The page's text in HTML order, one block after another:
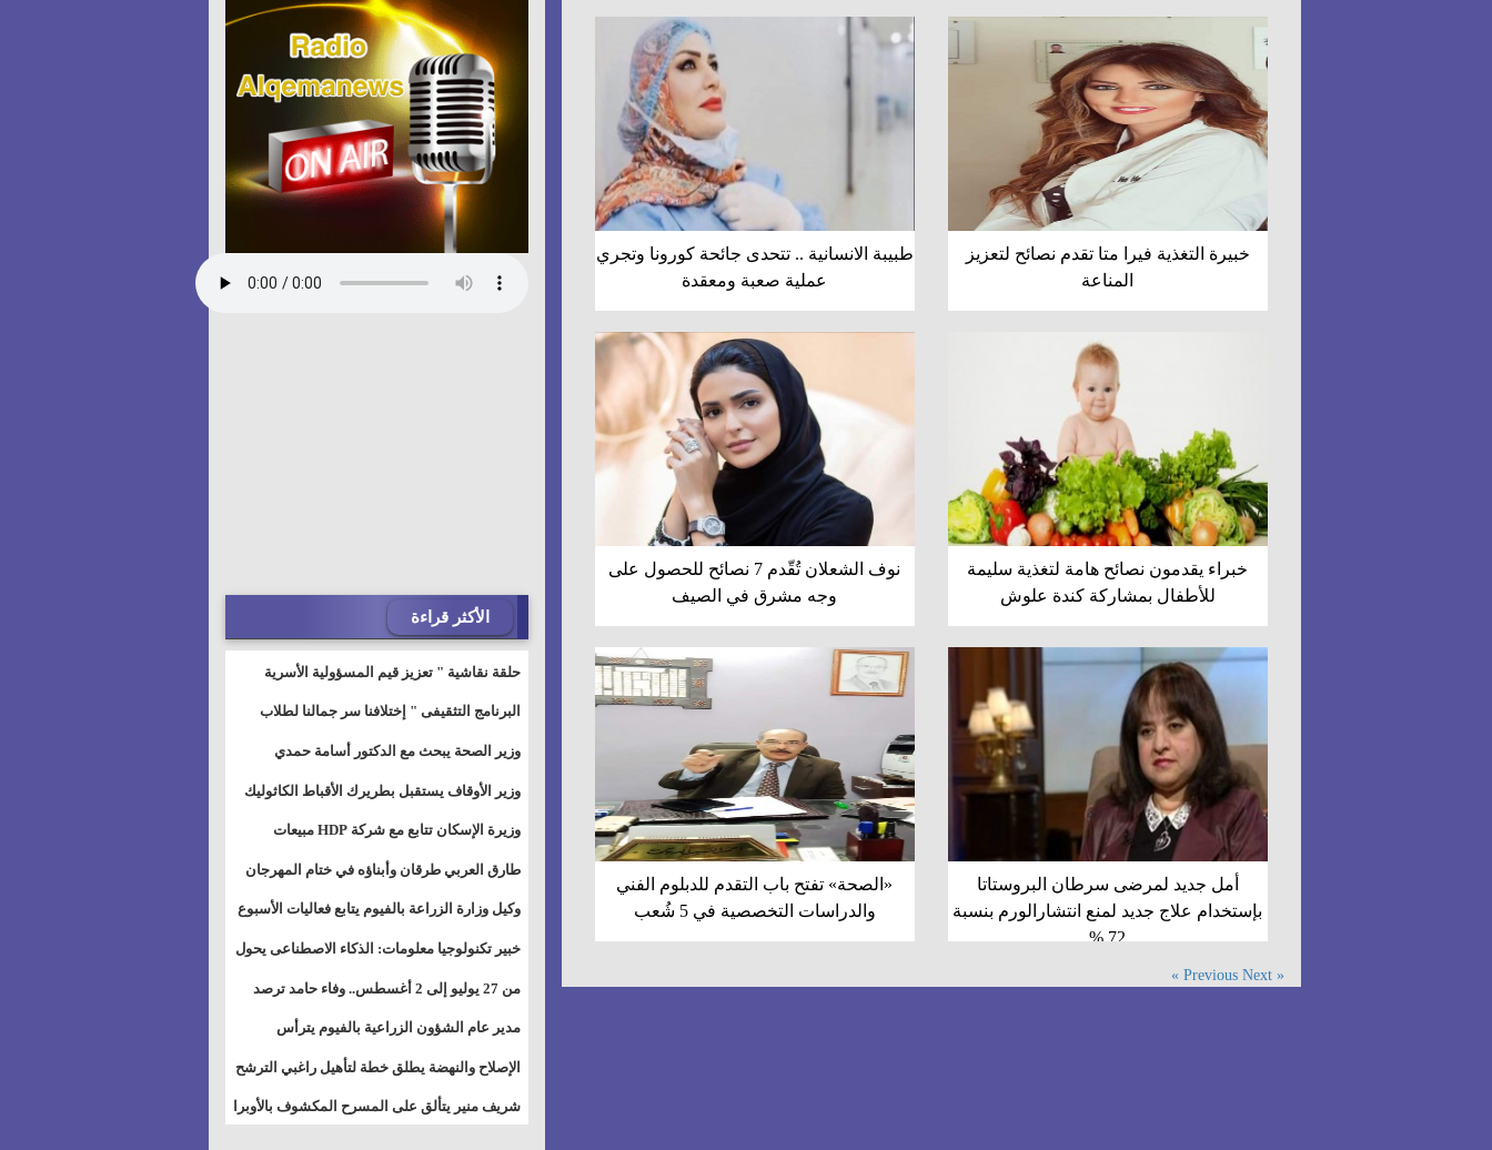
خبيرة التغذية فيرا متا تقدم نصائح لتعزيز
المناعة
طبيبة الانسانية .. تتحدى جائحة كورونا وتجري
عملية صعبة ومعقدة
خبراء يقدمون نصائح هامة لتغذية سليمة
للأطفال بمشاركة كندة علوش
نوف الشعلان تُقّدم 7 نصائح للحصول على
وجه مشرق في الصيف
أمل جديد لمرضى سرطان البروستاتا
بإستخدام علاج جديد لمنع انتشارالورم بنسبة
72 %
«الصحة» تفتح باب التقدم للدبلوم الفني
والدراسات التخصصية في 5 شُعب
« Previous
Next »
الأكثر قراءة
حلقة نقاشية " تعزيز قيم المسؤولية الأسرية
البرنامج التثقيفى " إختلافنا سر جمالنا لطلاب
وطالبات ذوى الهمهم" بمدارس التربية الخاصة
وزير الصحة يبحث مع الدكتور أسامة حمدي
الأستاذ بجامعة هارفارد توسيع برامج التوعية
وزير الأوقاف يستقبل بطريرك الأقباط الكاثوليك
وزيرة الإسكان تتابع مع شركة HDP مبيعات
وتسويق مشروعات المدن الجديدة
طارق العربي طرقان وأبناؤه في ختام المهرجان
الصيفي للموسيقى والغناء بالمسرح المكشوف
وكيل وزارة الزراعة بالفيوم يتابع فعاليات الأسبوع
خبير تكنولوجيا معلومات: الذكاء الاصطناعى يحول
المستخدم إلى سلعة فى اقتصاد الانتباه
من 27 يوليو إلى 2 أغسطس.. وفاء حامد ترصد
تأثيرات أقوى الاتصالات الفلكية على الأبراج
مدير عام الشؤون الزراعية بالفيوم يترأس
الاجتماع الدوري لمتابعة الحصر الحيازي الجديدة
الإصلاح والنهضة يطلق خطة لتأهيل راغبي الترشح
للمجالس الشعبية المحلية ويستعرض خطط
أماناته بالمحافظات
شريف منير يتألق على المسرح المكشوف بالأوبرا